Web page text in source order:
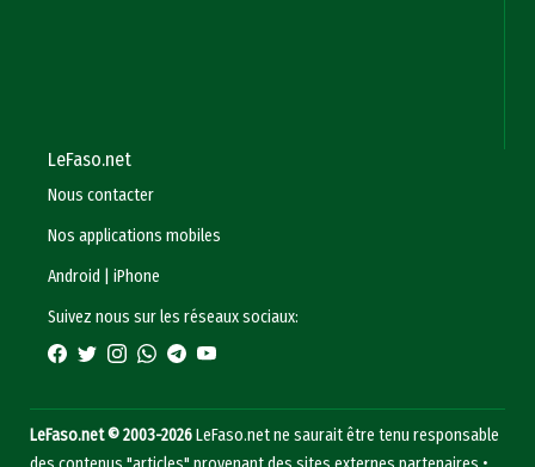
LeFaso.net
Nous contacter
Nos applications mobiles
Android
|iPhone
Suivez nous sur les réseaux sociaux:
LeFaso.net © 2003-2026LeFaso.net ne saurait être tenu responsable